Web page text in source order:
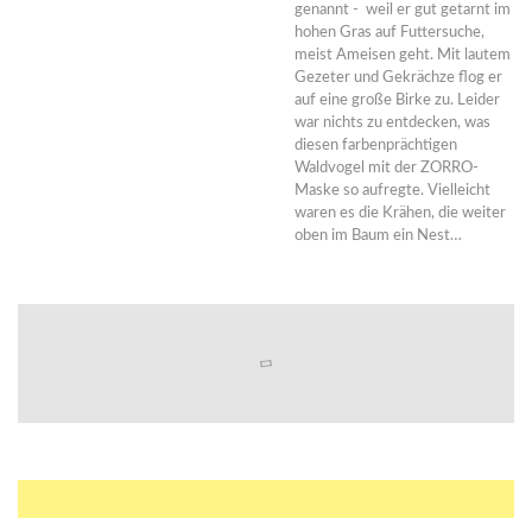
genannt - weil er gut getarnt im
hohen Gras auf Futtersuche,
meist Ameisen geht. Mit lautem
Gezeter und Gekrächze flog er
auf eine große Birke zu. Leider
war nichts zu entdecken, was
diesen farbenprächtigen
Waldvogel mit der ZORRO-
Maske so aufregte. Vielleicht
waren es die Krähen, die weiter
oben im Baum ein Nest…